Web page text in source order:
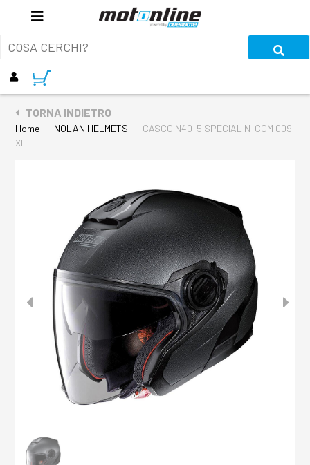
TORNA INDIETRO
Home- - NOLAN HELMETS - - CASCO N40-5 SPECIAL N-COM 009
XL